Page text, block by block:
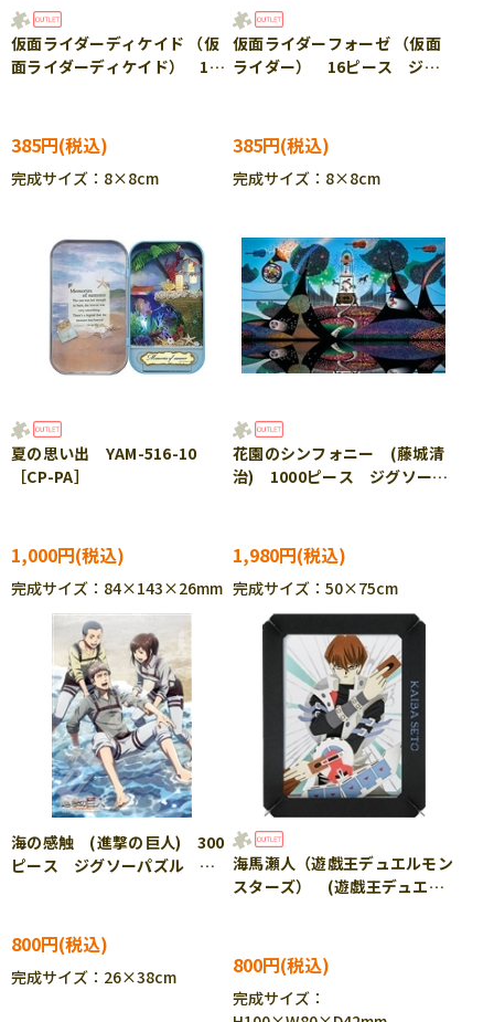
仮面ライダーディケイド （仮
面ライダーディケイド） 16
385円
完成サイズ：8×8cm
仮面ライダーフォーゼ （仮面
ライダー） 16ピース ジグ
385円
完成サイズ：8×8cm
夏の思い出 YAM-516-10
［CP-PA］
1,000円
完成サイズ：84×143×26mm
花園のシンフォニー (藤城清
治) 1000ピース ジグソーパ
1,980円
完成サイズ：50×75cm
海の感触 (進撃の巨人) 300
ピース ジグソーパズル
800円
完成サイズ：26×38cm
海馬瀬人（遊戯王デュエルモン
スターズ） (遊戯王デュエル
800円
完成サイズ：